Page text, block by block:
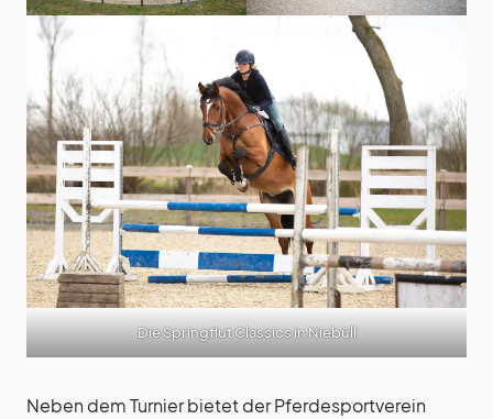
Die Springflut Classics in Niebüll
Neben dem Turnier bietet der Pferdesportverein